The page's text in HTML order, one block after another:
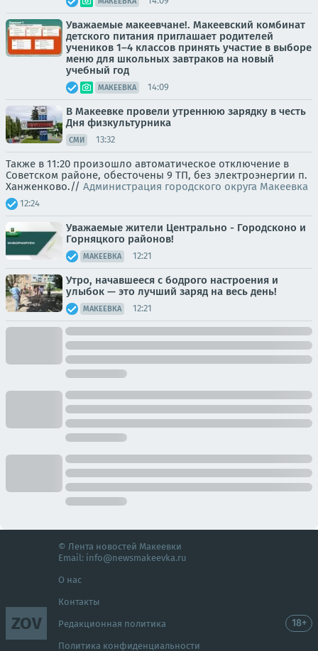
Уважаемые макеевчане!. Макеевский комбинат
детского питания приглашает родителей
учеников 1–4 классов принять участие в выборе
меню для школьных завтраков на новый
учебный год
МАКЕЕВКА 14:09
В Макеевке провели утреннюю зарядку в честь
Дня физкультурника
СМИ 13:32
Также в 11:20 произошло автоматическое отключение в
Советском районе, обесточены 9 ТП, без электроэнергии п.
Ханженково.// Администрация городского округа Макеевка
12:24
Уважаемые жители Центрально - Городсконо и
Горняцкого районов!
МАКЕЕВКА 12:21
Утро, начавшееся с бодрого настроения и
улыбок — это лучший заряд на весь день!
МАКЕЕВКА 12:21
ZOV
© Лента новостей Макеевки
Email: info@newsmakeevka.ru
О нас
Контакты
Редакционная политика
Политика конфиденциальности
18+